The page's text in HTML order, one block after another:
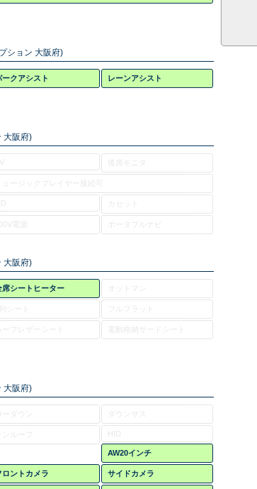
ション 大阪府)
ークアシスト レーンアシスト
大阪府)
後席モニタ
ュージックプレイヤー接続可
電源 ポータブルナビ
大阪府)
席シートヒーター オットマン
シート フルフラット
電動格納サードシート
大阪府)
ーダウン ダウンサス
HID
AW20インチ
ロントカメラ サイドカメラ